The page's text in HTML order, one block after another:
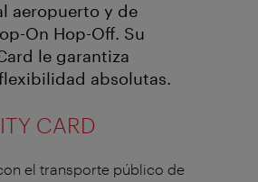
aeropuerto y de
On Hop-Off. Su
le garantiza
absolutas.
CARD
el transporte público de